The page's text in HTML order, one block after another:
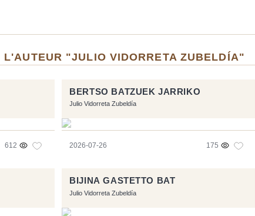
L'AUTEUR "JULIO VIDORRETA ZUBELDÍA"
612
BERTSO BATZUEK JARRIKO
Julio Vidorreta Zubeldía
2026-07-26 175
BIJINA GASTETTO BAT
Julio Vidorreta Zubeldía